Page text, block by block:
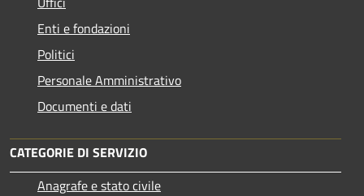
Enti e fondazioni
Politici
Personale Amministrativo
Documenti e dati
CATEGORIE DI SERVIZIO
Anagrafe e stato civile